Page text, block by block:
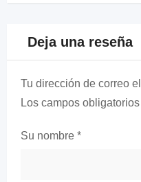
Deja una reseña
Tu dirección de correo
Los campos
Su nombre *